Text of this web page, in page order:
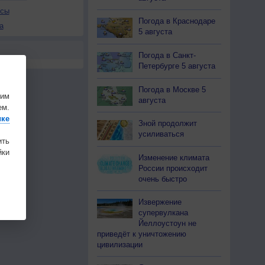
Погода в Краснодаре
5 августа
Погода в Санкт-
Петербурге 5 августа
Погода в Москве 5
августа
Зной продолжит
усиливаться
Изменение климата
России происходит
очень быстро
Извержение
супервулкана
Йеллоустоун не
приведёт к уничтожению
цивилизации